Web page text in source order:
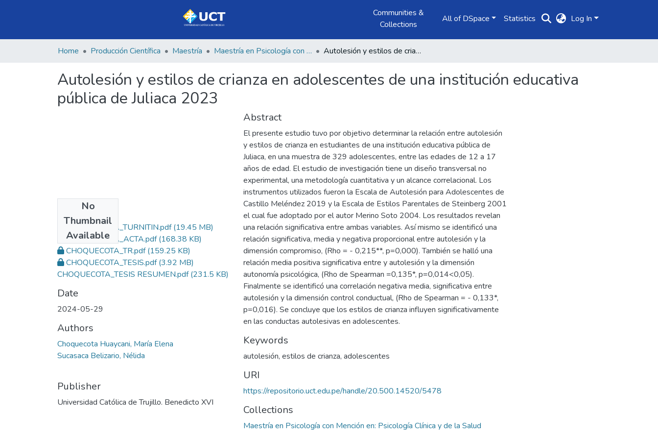
Communities &
Collections
All of DSpace Statistics Log In
Home Producción Científica Maestría Maestría en Psicología con Mención en: Psicología Clínica y de la Salud Autolesión y estilos de crianza en adolescentes de una institución educativa pública de Juliaca 2023
Autolesión y estilos de crianza en adolescentes de una institución educativa
pública de Juliaca 2023
No
Thumbnail
Available
CHOQUECOTA_TURNITIN.pdf(19.45 MB)
CHOQUECOTA_ACTA.pdf(168.38 KB)
CHOQUECOTA_TR.pdf(159.25 KB)
CHOQUECOTA_TESIS.pdf(3.92 MB)
CHOQUECOTA_TESIS RESUMEN.pdf(231.5 KB)
Date
2024-05-29
Authors
Choquecota Huaycani, María Elena
Sucasaca Belizario, Nélida
Publisher
Universidad Católica de Trujillo. Benedicto XVI
Abstract
El presente estudio tuvo por objetivo determinar la relación entre autolesión
y estilos de crianza en estudiantes de una institución educativa pública de
Juliaca, en una muestra de 329 adolescentes, entre las edades de 12 a 17
años de edad. El estudio de investigación tiene un diseño transversal no
experimental, una metodología cuantitativa y un alcance correlacional. Los
instrumentos utilizados fueron la Escala de Autolesión para Adolescentes de
Castillo Meléndez 2019 y la Escala de Estilos Parentales de Steinberg 2001
el cual fue adoptado por el autor Merino Soto 2004. Los resultados revelan
una relación significativa entre ambas variables. Así mismo se identificó una
relación significativa, media y negativa proporcional entre autolesión y la
dimensión compromiso, (Rho = - 0,215**, p=0,000). También se halló una
relación media positiva significativa entre y autolesión y la dimensión
autonomía psicológica, (Rho de Spearman =0,135*, p=0,014<0,05).
Finalmente se identificó una correlación negativa media, significativa entre
autolesión y la dimensión control conductual, (Rho de Spearman = - 0,133*,
p=0,016). Se concluye que los estilos de crianza influyen significativamente
en las conductas autolesivas en adolescentes.
Keywords
autolesión, estilos de crianza, adolescentes
URI
https://repositorio.uct.edu.pe/handle/20.500.14520/5478
Collections
Maestría en Psicología con Mención en: Psicología Clínica y de la Salud